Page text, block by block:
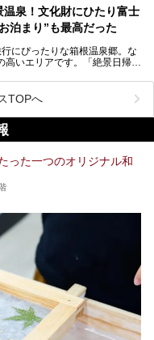
気施設26選を「安さ」「岩
厳選して紹介します。
見つけて、最高のリフレッシュ
」と4軒あり、今回ご紹介する
は、その中でもフラッグシッ
特別なホテルです。
一人、村野藤吾が芦ノ湖の畔
ルがここ。自家源泉の温泉や、
ンスホテルズワールドワイド
芦ノ湖のPR記事です。
温泉！文化財にひたり富士
泊まり”も最高だった
にぴったりな箱根温泉郷。な
いエリアです。「絶景日帰り
日帰り温泉。
芦ノ湖畔蛸川温泉 龍宮殿」と
は「龍宮殿本館」の営業時間に
用時間帯にも「龍宮殿本館」
絶景日帰り温泉 龍宮殿本館
館としての「箱根 芦ノ湖畔
殿）」の両方の魅力をたっぷ
ポットです。
スホテルズワールドワイド
温泉 龍宮殿のPR記事です。
TOPへ
った一つのオリジナル和